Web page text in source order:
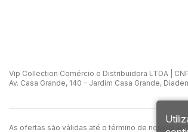
Vip Collection Comércio e Distribuidora LTDA |
Av. Casa Grande, 140 - Jardim Casa Grande,
As ofertas são válidas até o término de nossos